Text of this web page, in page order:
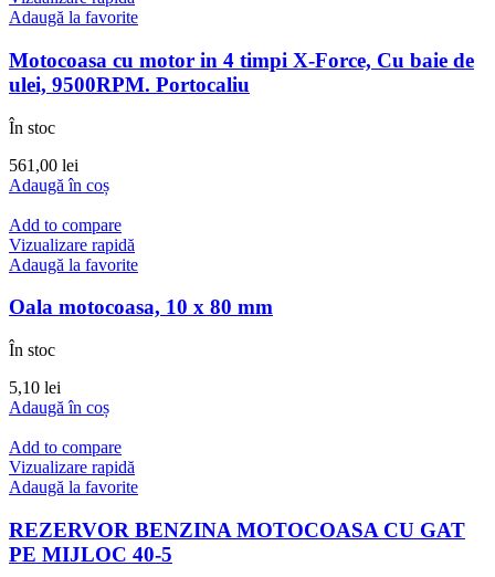
Adaugă la favorite
Motocoasa cu motor in 4 timpi X-Force, Cu baie de
ulei, 9500RPM. Portocaliu
În stoc
561,00 lei
Adaugă în coș
Add to compare
Vizualizare rapidă
Adaugă la favorite
Oala motocoasa, 10 x 80 mm
În stoc
5,10 lei
Adaugă în coș
Add to compare
Vizualizare rapidă
Adaugă la favorite
REZERVOR BENZINA MOTOCOASA CU GAT
PE MIJLOC 40-5